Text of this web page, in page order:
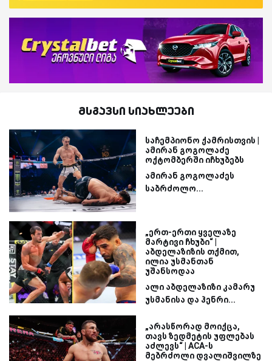
მსგავსი სიახლეები
საჩემპიონო ქამრისთვის |
ამირან გოგოლაძე
ოქტომბერში იჩხუბებს
ამირან გოგოლაძეს
საბრძოლო...
„ერთ-ერთი ყველაზე
მარტივი ჩხუბი“ |
აბდელაზიზის თქმით,
ილია უსმანთან
უშანსოდაა
ალი აბდელაზიზი კამარუ
უსმანისა და ჰენრი...
„არასწორად მოიქცა,
თავს ზედმეტის უფლებას
აძლევს“ | ACA-ს
მებრძოლი დვალიშვილზე